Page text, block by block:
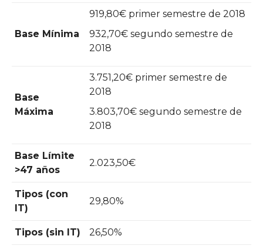
Base Mínima
919,80€ primer semestre de 2018
932,70€ segundo semestre de
2018
Base
Máxima
3.751,20€ primer semestre de
2018
3.803,70€ segundo semestre de
2018
Base Límite
>47 años
2.023,50€
Tipos (con
IT)
29,80%
Tipos (sin IT) 26,50%